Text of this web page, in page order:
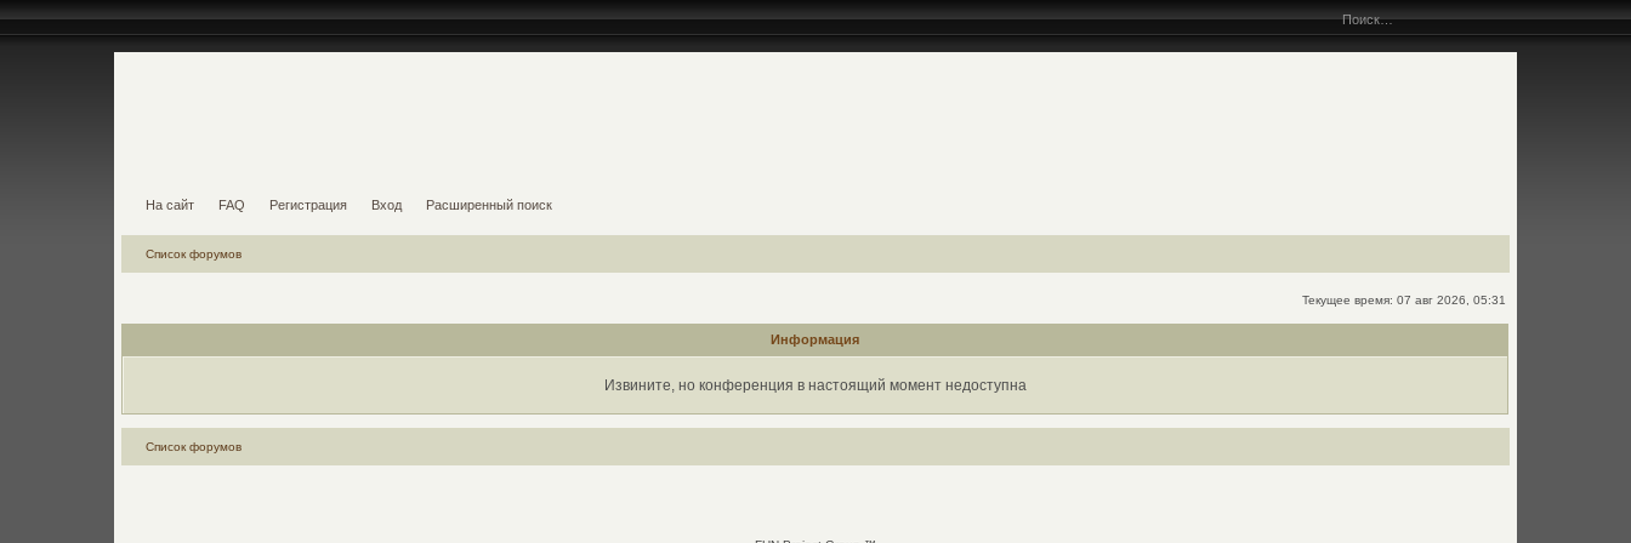
На сайт FAQ Регистрация Вход Расширенный поиск
Список форумов
Текущее время: 07 авг 2026, 05:31
Информация
Извините, но конференция в настоящий момент недоступна
Список форумов